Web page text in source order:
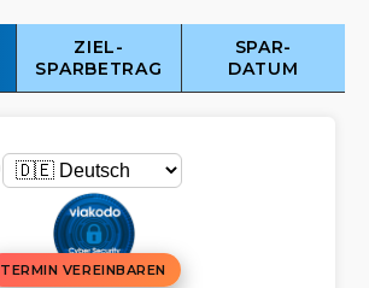
ZIEL-
SPARBETRAG
SPAR-
DATUM
TERMIN VEREINBAREN